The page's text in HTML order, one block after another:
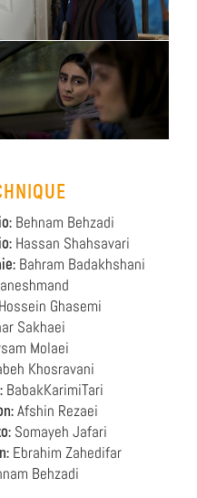
Behnam Behzadi
Hassan Shahsavari
Bahram Badakhshani
Ghasemi
Sakhaei
Molaei
Khosravani
BabakKarimiTari
Afshin Rezaei
Somayeh Jafari
Ebrahim Zahedifar
Behzadi